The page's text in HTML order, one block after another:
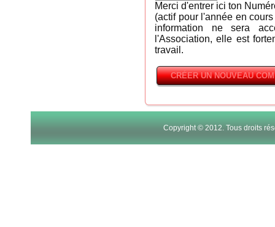
Merci d'entrer ici ton
(actif pour l'année en
information ne sera
l'Association, elle est
travail.
Copyright © 2012. Tous droits